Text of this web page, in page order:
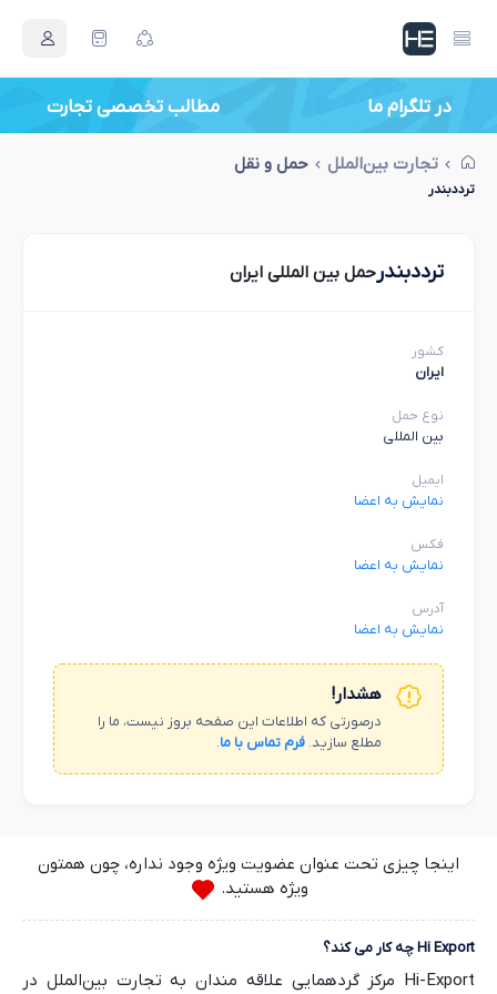
در تلگرام ما مطالب تخصصی تجارت
تجارت بین‌الملل حمل و نقل
ترددبندر
ترددبندر حمل بین المللی ایران
کشور
ایران
نوع حمل
بین المللی
ایمیل
نمایش به اعضا
فکس
نمایش به اعضا
آدرس
نمایش به اعضا
هشدار!
درصورتی که اطلاعات این صفحه بروز نیست، ما را
مطلع سازید. فرم تماس با ما.
اینجا چیزی تحت عنوان عضویت ویژه وجود نداره، چون همتون
ویژه هستید.
Hi Export چه کار می کند؟
Hi-Export مرکز گردهمایی علاقه مندان به تجارت بین‌الملل در